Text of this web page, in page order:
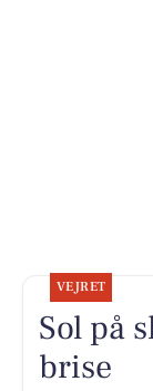
VEJRET
Sol på
brise